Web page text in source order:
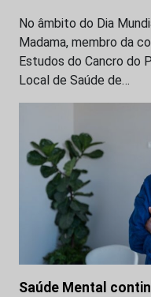
No âmbito do Dia
Madama, membro da
Estudos do Cancro do
Local de Saúde de…
Saúde Mental